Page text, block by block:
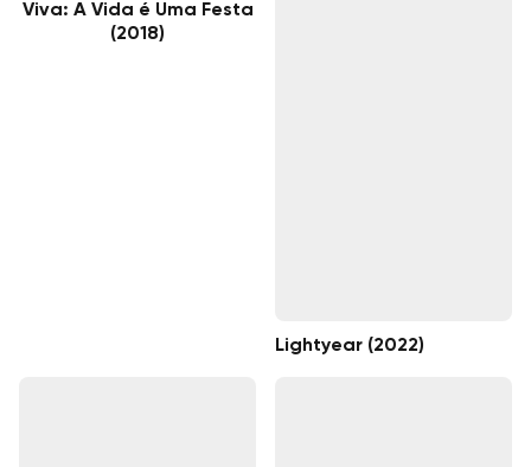
Viva: A Vida é Uma Festa
(2018)
Lightyear (2022)